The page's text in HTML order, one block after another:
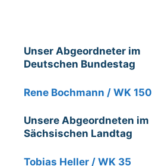
Unser Abgeordneter im
Deutschen Bundestag
Rene Bochmann / WK 150
Unsere Abgeordneten im
Sächsischen Landtag
Tobias Heller / WK 35